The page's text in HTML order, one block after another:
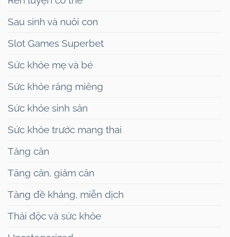
Sau sinh và nuôi con
Slot Games Superbet
Sức khỏe mẹ và bé
Sức khỏe răng miêng
Sức khỏe sinh sản
Sức khỏe trước mang thai
Tăng cân
Tăng cân, giảm cân
Tăng đề kháng, miễn dịch
Thải độc và sức khỏe